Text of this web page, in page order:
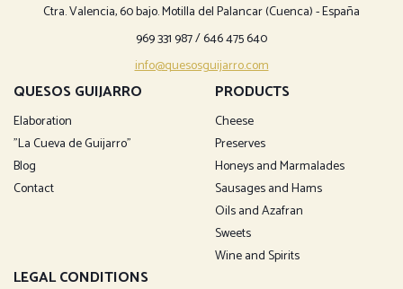
Ctra. Valencia, 60 bajo. Motilla del Palancar (Cuenca) - España
969 331 987/646 475 640
info@quesosguijarro.com
QUESOS GUIJARRO
Elaboration
"La Cueva de Guijarro"
Blog
Contact
PRODUCTS
Cheese
Preserves
Honeys and Marmalades
Sausages and Hams
Oils and Azafran
Sweets
Wine and Spirits
LEGAL CONDITIONS